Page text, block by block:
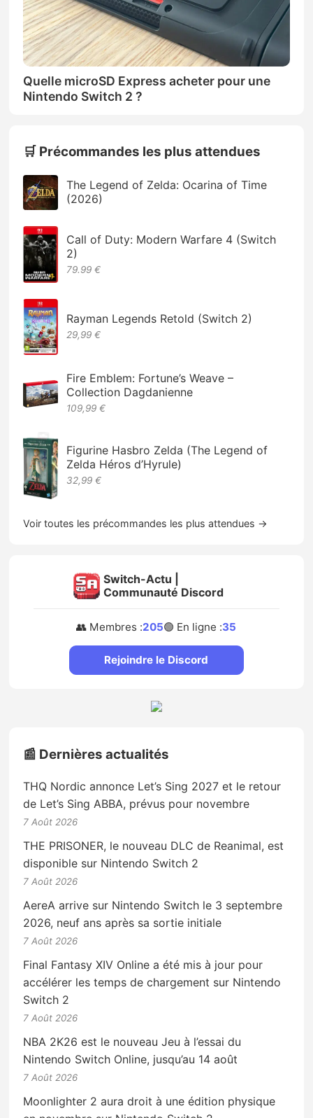
Quelle microSD Express acheter pour une
Nintendo Switch 2 ?
🛒 Précommandes les plus attendues
The Legend of Zelda: Ocarina of Time
(2026)
Call of Duty: Modern Warfare 4 (Switch
2)
79.99 €
Rayman Legends Retold (Switch 2)
29,99 €
Fire Emblem: Fortune’s Weave –
Collection Dagdanienne
109,99 €
Figurine Hasbro Zelda (The Legend of
Zelda Héros d’Hyrule)
32,99 €
Voir toutes les précommandes les plus attendues →
Switch-Actu |
Communauté Discord
👥 Membres :205🟢 En ligne :35
Rejoindre le Discord
📰 Dernières actualités
THQ Nordic annonce Let’s Sing 2027 et le retour
de Let’s Sing ABBA, prévus pour novembre
7 Août 2026
THE PRISONER, le nouveau DLC de Reanimal, est
disponible sur Nintendo Switch 2
7 Août 2026
AereA arrive sur Nintendo Switch le 3 septembre
2026, neuf ans après sa sortie initiale
7 Août 2026
Final Fantasy XIV Online a été mis à jour pour
accélérer les temps de chargement sur Nintendo
Switch 2
7 Août 2026
NBA 2K26 est le nouveau Jeu à l’essai du
Nintendo Switch Online, jusqu’au 14 août
7 Août 2026
Moonlighter 2 aura droit à une édition physique